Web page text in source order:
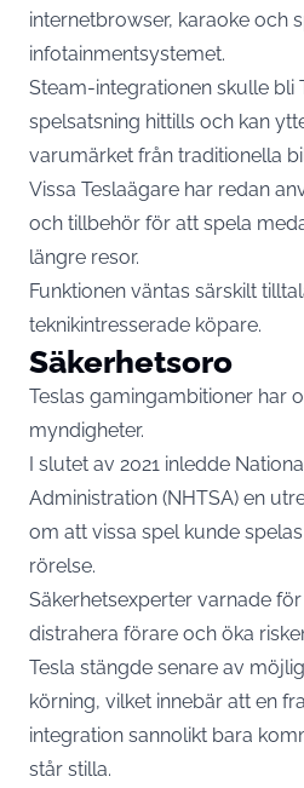
internetbrowser, karaoke och
infotainmentsystemet.
Steam-integrationen skulle bli
spelsatsning hittills och kan
varumärket från traditionella
Vissa Teslaägare har redan
och tillbehör för att spela
längre resor.
Funktionen väntas särskilt
teknikintresserade köpare.
Säkerhetsoro
Teslas gamingambitioner har
myndigheter.
I slutet av 2021 inledde
Administration (NHTSA) en
om att vissa spel kunde
rörelse.
Säkerhetsexperter varnade
distrahera förare och öka
Tesla stängde senare av
körning, vilket innebär att en
integration sannolikt bara
står stilla.